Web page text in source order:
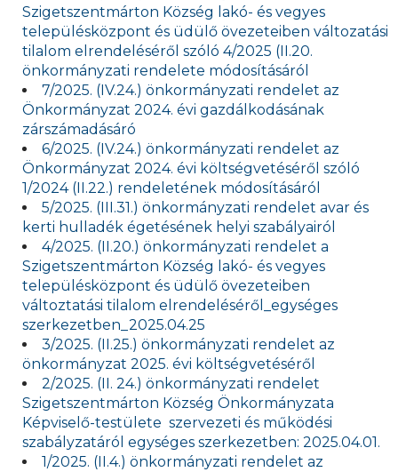
Szigetszentmárton Község lakó- és vegyes
településközpont és üdülő övezeteiben változatási
tilalom elrendeléséről szóló 4/2025 (II.20.
önkormányzati rendelete módosításáról
7/2025. (IV.24.) önkormányzati rendelet az
Önkormányzat 2024. évi gazdálkodásának
zárszámadásáró
6/2025. (IV.24.) önkormányzati rendelet az
Önkormányzat 2024. évi költségvetéséről szóló
1/2024 (II.22.) rendeletének módosításáról
5/2025. (III.31.) önkormányzati rendelet avar és
kerti hulladék égetésének helyi szabályairól
4/2025. (II.20.) önkormányzati rendelet a
Szigetszentmárton Község lakó- és vegyes
településközpont és üdülő övezeteiben
változtatási tilalom elrendeléséről_egységes
szerkezetben_2025.04.25
3/2025. (II.25.) önkormányzati rendelet az
önkormányzat 2025. évi költségvetéséről
2/2025. (II. 24.) önkormányzati rendelet
Szigetszentmárton Község Önkormányzata
Képviselő-testülete szervezeti és működési
szabályzatáról egységes szerkezetben: 2025.04.01.
1/2025. (II.4.) önkormányzati rendelet az